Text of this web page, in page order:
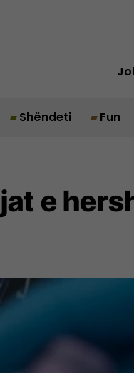
Shëndeti Fun
e